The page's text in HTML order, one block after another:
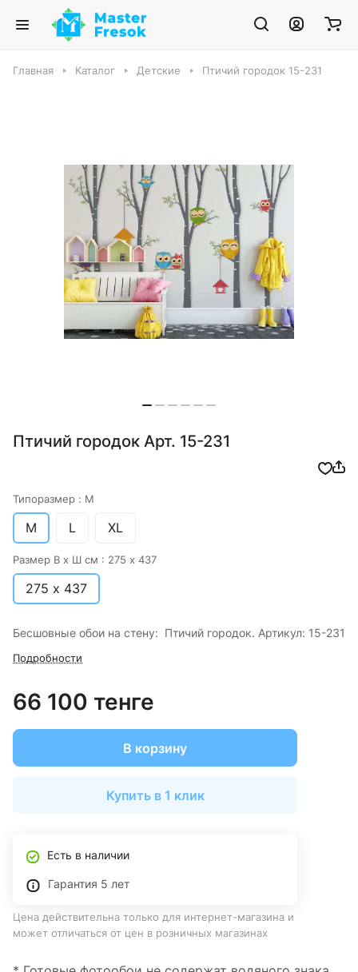
Главная Каталог Детские Птичий городок 15-231
Птичий городок Арт. 15-231
Типоразмер : M
M L XL
Размер В х Ш см : 275 х 437
275 х 437
Бесшовные обои на стену: Птичий городок. Артикул: 15-231
Подробности
66 100 тенге
В корзину
Купить в 1 клик
Есть в наличии
Гарантия 5 лет
Цена действительна только для интернет-магазина и
может отличаться от цен в розничных магазинах